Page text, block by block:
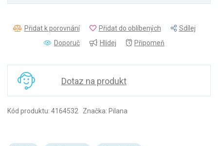
Přidat k porovnání Přidat do oblíbených
Sdílej
Doporuč
Hlídej Připomeň
Dotaz na produkt
Kód produktu: 4164532 Značka: Pilana